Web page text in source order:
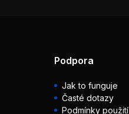
Podpora
Jak to funguje
Časté dotazy
Podmínky použití